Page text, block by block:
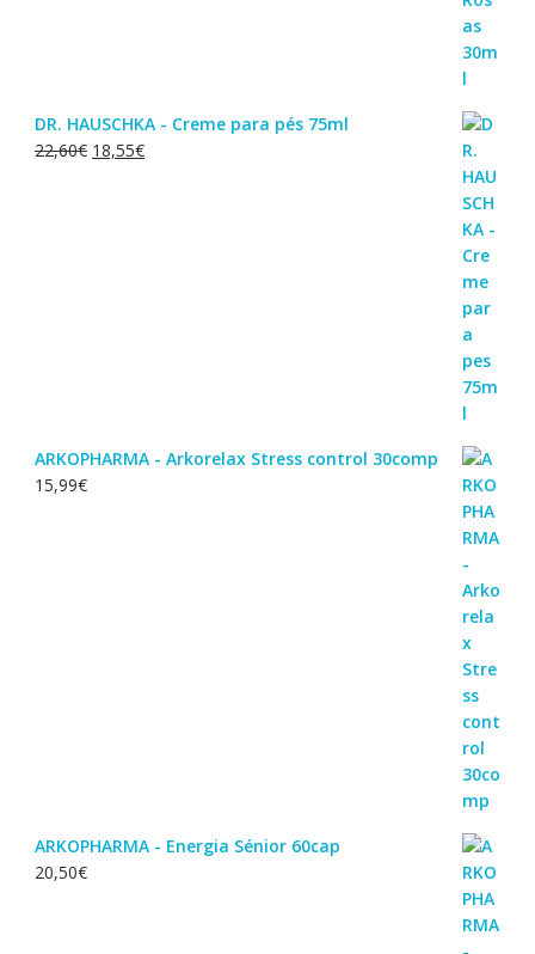
DR. HAUSCHKA - Creme para pés 75ml
22,60€ O
18,55€O
ARKOPHARMA - Arkorelax Stress control 30comp
15,99€
ARKOPHARMA - Energia Sénior 60cap
20,50€